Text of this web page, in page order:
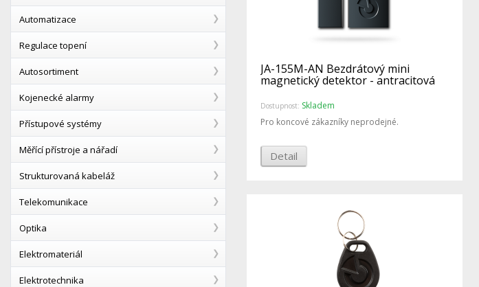
Automatizace
Regulace topení
Autosortiment
Kojenecké alarmy
Přístupové systémy
Měřící přístroje a nářadí
Strukturovaná kabeláž
Telekomunikace
Optika
Elektromateriál
Elektrotechnika
JA-155M-AN Bezdrátový mini
magnetický detektor - antracitová
Dostupnost: Skladem
Pro koncové zákazníky neprodejné.
Detail